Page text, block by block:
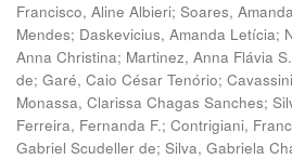
Francisco, Aline Albieri; Soares,
Mendes; Daskevicius, Amanda Letícia;
Anna Christina; Martinez, Anna Flávia S.
de; Garé, Caio César Tenório;
Monassa, Clarissa Chagas Sanches;
Ferreira, Fernanda F.; Contrigiani,
Gabriel Scudeller de; Silva, Gabriela